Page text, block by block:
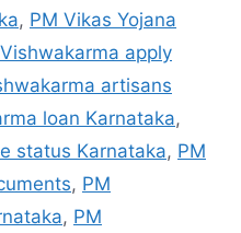
, PM Vikas Yojana
apply
artisans
loan Karnataka,
status Karnataka, PM
, PM
, PM